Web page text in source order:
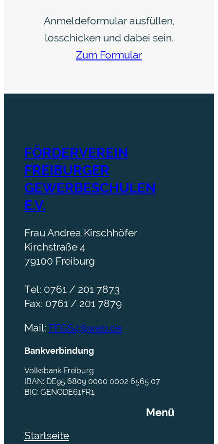
Anmeldeformular ausfüllen,
losschicken und dabei sein.
Zum Formular
FÖRDERVEREIN
FREIBURGER
GEWERBESCHULEN
E.V.
Frau Andrea Kirschhöfer
Kirchstraße 4
79100 Freiburg
Tel: 0761 / 201 7873
Fax: 0761 / 201 7879
Mail: FFGS4@web.de
Bankverbindung
Volksbank Freiburg
IBAN: DE95 6809 0000 0002 6565 07
BIC: GENODE61FR1
Menü
Startseite